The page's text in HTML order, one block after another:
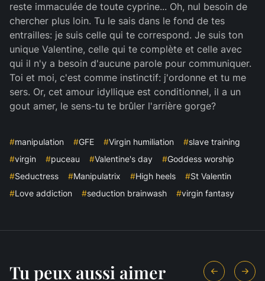
reste immaculée de toute cyprine... Oh, nul besoin de
chercher plus loin. Tu le sais dans le fond de tes
entrailles: je suis celle qui te correspond. Je suis ton
unique Valentine, celle qui te complète et celle avec
qui il n'y a besoin d'aucune parole pour communiquer.
Toi et moi, c'est comme instinctif: j'ordonne et tu me
sers. Or, cet amour idyllique est conditionnel, il a un
gout amer, le sens-tu te brûler l'arrière gorge?
#manipulation #GFE #Virgin humiliation #slave training
#virgin #puceau #Valentine's day #Goddess worship
#Seductress #Manipulatrix #High heels #St Valentin
#Love addiction #seduction brainwash #virgin fantasy
Tu peux aussi aimer